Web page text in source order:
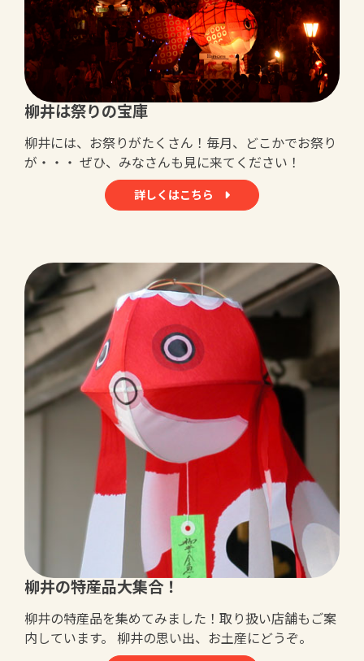
柳井は祭りの宝庫
柳井には、お祭りがたくさん！毎月、どこかでお祭り
が・・・ ぜひ、みなさんも見に来てください！
詳しくはこちら
柳井の特産品大集合！
柳井の特産品を集めてみました！取り扱い店舗もご案
内しています。 柳井の思い出、お土産にどうぞ。